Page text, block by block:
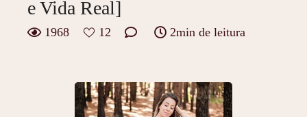
e Vida Real]
1968 12 2min de leitura